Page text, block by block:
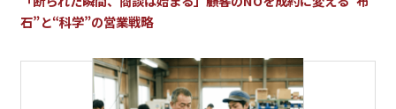
石”と“科学”の営業戦略